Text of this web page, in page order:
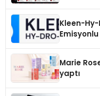
Kleen-Hy-
Marie
yaptı